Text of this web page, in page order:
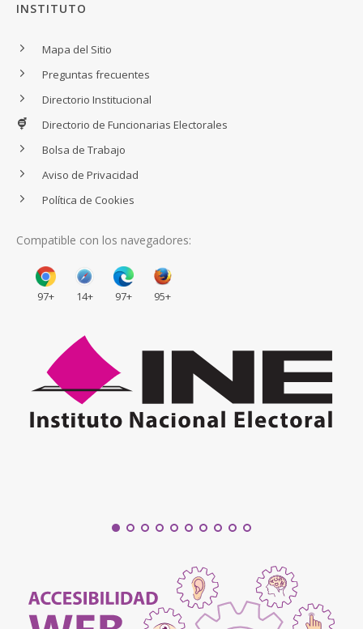
INSTITUTO
Mapa del Sitio
Preguntas frecuentes
Directorio Institucional
Directorio de Funcionarias Electorales
Bolsa de Trabajo
Aviso de Privacidad
Política de Cookies